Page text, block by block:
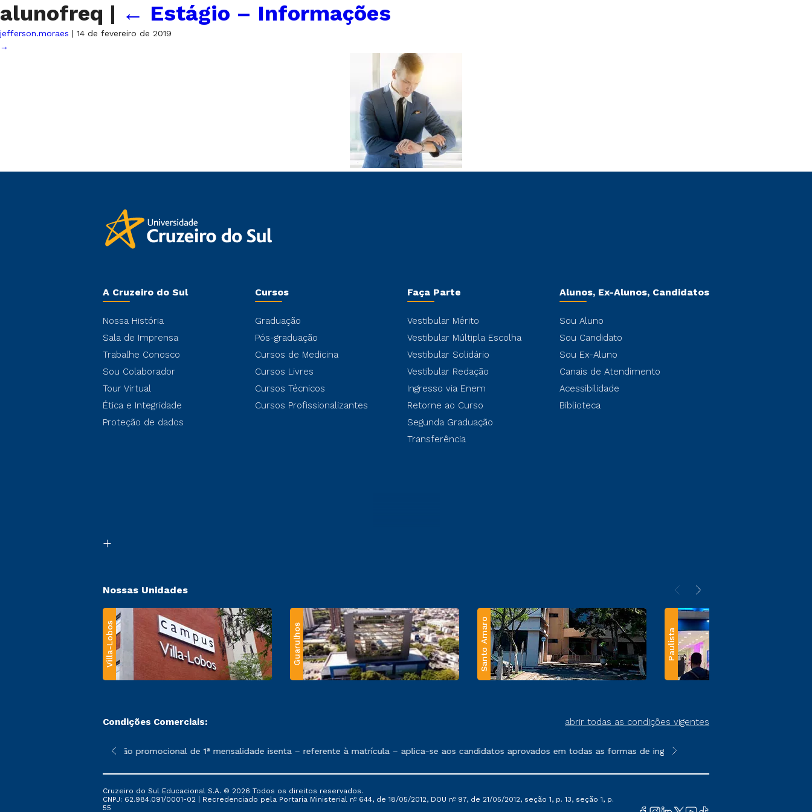
alunofreq | ← Estágio – Informações
jefferson.moraes | 14 de fevereiro de 2019
→
A Cruzeiro do Sul
Nossa História
Sala de Imprensa
Trabalhe Conosco
Sou Colaborador
Tour Virtual
Ética e Integridade
Proteção de dados
Cursos
Graduação
Pós-graduação
Cursos de Medicina
Cursos Livres
Cursos Técnicos
Cursos Profissionalizantes
Faça Parte
Vestibular Mérito
Vestibular Múltipla Escolha
Vestibular Solidário
Vestibular Redação
Ingresso via Enem
Retorne ao Curso
Segunda Graduação
Transferência
Alunos, Ex-Alunos, Candidatos
Sou Aluno
Sou Candidato
Sou Ex-Aluno
Canais de Atendimento
Acessibilidade
Biblioteca
Nossas Unidades
Villa-Lobos Guarulhos Santo Amaro Paulista
Condições Comerciais: abrir todas as condições vigentes
sofrer alterações nos períodos de rematrícula conforme exposto no contrato de prestação de serviços.
*A condição promocional de 1ª mensalidade isenta – referente à matrícula – aplica-se aos candidatos aprovados em todas as formas de ingresso, exceto na prova on-line
**Semipresencial e EAD são
Cruzeiro do Sul Educacional S.A. © 2026 Todos os direitos reservados.
CNPJ: 62.984.091/0001-02 | Recredenciado pela Portaria Ministerial nº 644, de 18/05/2012, DOU nº 97, de 21/05/2012, seção 1, p. 13, seção 1, p.
55